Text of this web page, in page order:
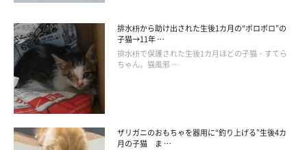
排水枡から助け出された生後1カ月の“ボロボロ”の
子猫→11年 …
排水枡で保護された生後1カ月ほどの子猫・すてら
ちゃん。猫風邪 …
ザリガニのおもちゃを器用に“釣り上げる”生後4カ
月の子猫 ま …